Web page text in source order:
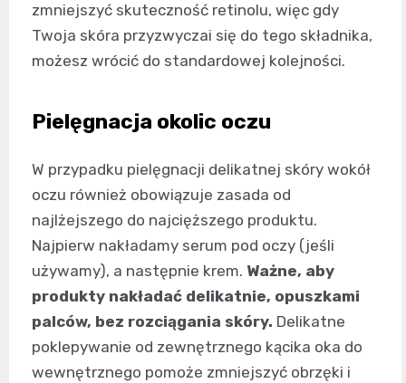
zmniejszyć skuteczność retinolu, więc gdy
Twoja skóra przyzwyczai się do tego składnika,
możesz wrócić do standardowej kolejności.
Pielęgnacja okolic oczu
W przypadku pielęgnacji delikatnej skóry wokół
oczu również obowiązuje zasada od
najlżejszego do najcięższego produktu.
Najpierw nakładamy serum pod oczy (jeśli
używamy), a następnie krem. Ważne, aby
produkty nakładać delikatnie, opuszkami
palców, bez rozciągania skóry. Delikatne
poklepywanie od zewnętrznego kącika oka do
wewnętrznego pomoże zmniejszyć obrzęki i